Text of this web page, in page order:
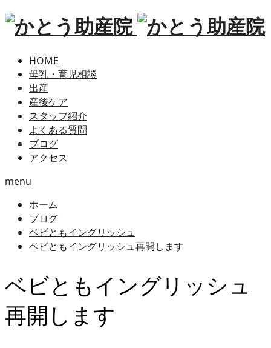
HOME
母乳・育児相談
出産
産後ケア
スタッフ紹介
よくある質問
ブログ
アクセス
menu
ホーム
ブログ
ベビともイングリッシュ
ベビともイングリッシュ再開します
ベビともイングリッシュ
再開します